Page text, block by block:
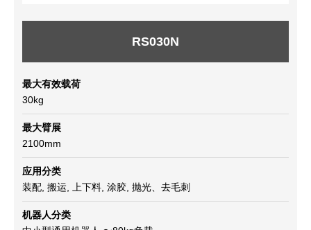
RS030N
最大有效载荷
30kg
最大臂展
2100mm
应用分类
装配, 搬运, 上下料, 涂胶, 抛光、去毛刺
机器人分类